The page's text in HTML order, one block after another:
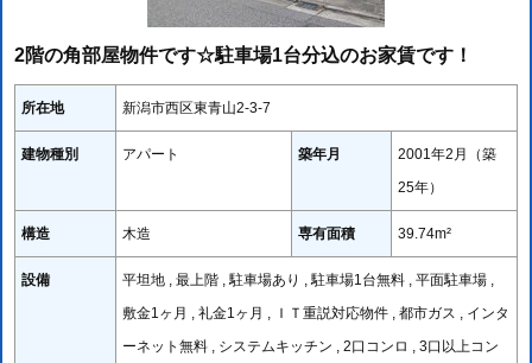
2階の角部屋物件です☆駐車場1台分込のお家賃です！
所在地 新潟市西区東青山2-3-7
建物種別 アパート 築年月
2001年2月（築
25年）
構造 木造 専有面積 39.74m²
設備
平坦地 , 最上階 , 駐車場あり , 駐車場1台無料 , 平面駐車場 ,
敷金1ヶ月 , 礼金1ヶ月 , ＩＴ重説対応物件 , 都市ガス , インタ
ーネット無料 , システムキッチン , 2口コンロ , 3口以上コン